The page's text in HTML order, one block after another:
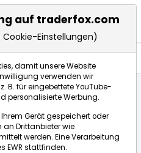
präsentiert die erste
der zur Entstehung
führen könnte!
auf traderfox.com
Einstellungen)
damit unsere Website
verwenden wir
B. für eingebettete YouTube-
personalisierte Werbung.
Gerät gespeichert oder
Drittanbieter wie
werden. Eine Verarbeitung
EWR stattfinden.